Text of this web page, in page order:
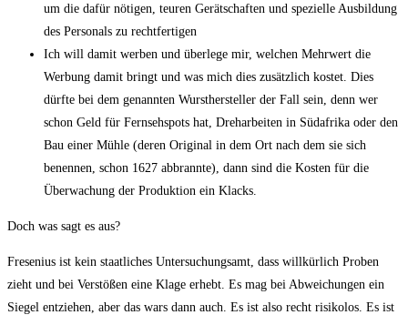
um die dafür nötigen, teuren Gerätschaften und spezielle Ausbildung
des Personals zu rechtfertigen
Ich will damit werben und überlege mir, welchen Mehrwert die
Werbung damit bringt und was mich dies zusätzlich kostet. Dies
dürfte bei dem genannten Wursthersteller der Fall sein, denn wer
schon Geld für Fernsehspots hat, Dreharbeiten in Südafrika oder den
Bau einer Mühle (deren Original in dem Ort nach dem sie sich
benennen, schon 1627 abbrannte), dann sind die Kosten für die
Überwachung der Produktion ein Klacks.
Doch was sagt es aus?
Fresenius ist kein staatliches Untersuchungsamt, dass willkürlich Proben
zieht und bei Verstößen eine Klage erhebt. Es mag bei Abweichungen ein
Siegel entziehen, aber das wars dann auch. Es ist also recht risikolos. Es ist